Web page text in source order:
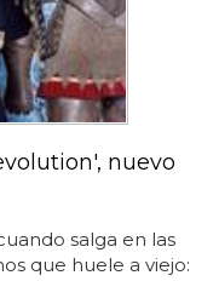
nuevo
salga en las
que huele a viejo: